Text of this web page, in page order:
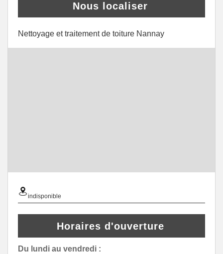
Nous localiser
Nettoyage et traitement de toiture Nannay
indisponible
Horaires d'ouverture
Du lundi au vendredi :